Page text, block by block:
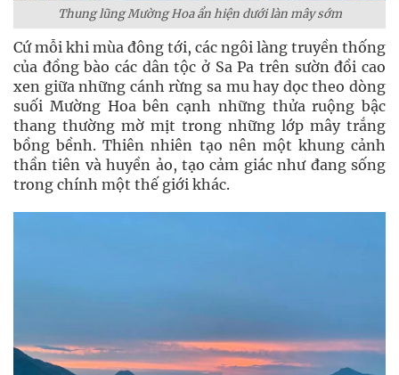
Thung lũng Mường Hoa ẩn hiện dưới làn mây sớm
Cứ mỗi khi mùa đông tới, các ngôi làng truyền thống
của đồng bào các dân tộc ở Sa Pa trên sườn đồi cao
xen giữa những cánh rừng sa mu hay dọc theo dòng
suối Mường Hoa bên cạnh những thửa ruộng bậc
thang thường mờ mịt trong những lớp mây trắng
bồng bềnh. Thiên nhiên tạo nên một khung cảnh
thần tiên và huyền ảo, tạo cảm giác như đang sống
trong chính một thế giới khác.